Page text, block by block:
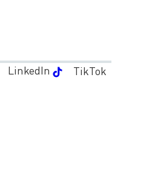
LinkedIn TikTok